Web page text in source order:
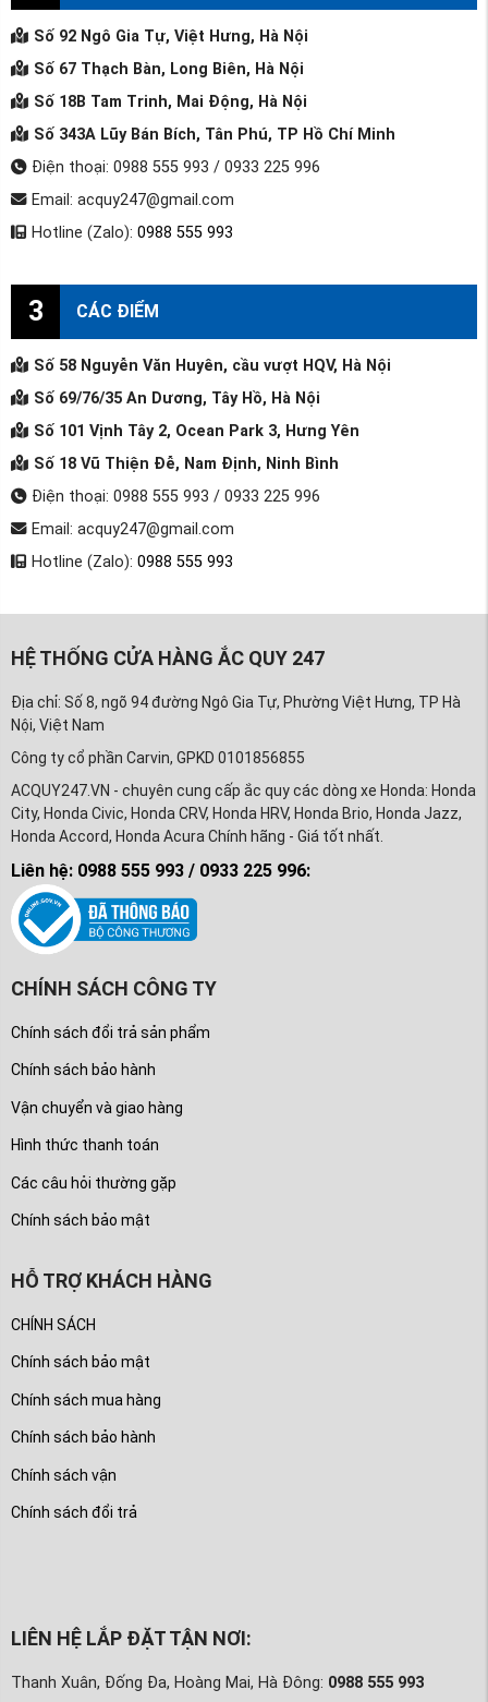
Số 92 Ngô Gia Tự, Việt Hưng, Hà Nội
Số 67 Thạch Bàn, Long Biên, Hà Nội
Số 18B Tam Trinh, Mai Động, Hà Nội
Số 343A Lũy Bán Bích, Tân Phú, TP Hồ Chí Minh
Điện thoại: 0988 555 993 / 0933 225 996
Email: acquy247@gmail.com
Hotline (Zalo): 0988 555 993
3 CÁC ĐIỂM
Số 58 Nguyễn Văn Huyên, cầu vượt HQV, Hà Nội
Số 69/76/35 An Dương, Tây Hồ, Hà Nội
Số 101 Vịnh Tây 2, Ocean Park 3, Hưng Yên
Số 18 Vũ Thiện Đễ, Nam Định, Ninh Bình
Điện thoại: 0988 555 993 / 0933 225 996
Email: acquy247@gmail.com
Hotline (Zalo): 0988 555 993
HỆ THỐNG CỬA HÀNG ẮC QUY 247
Địa chỉ: Số 8, ngõ 94 đường Ngô Gia Tự, Phường Việt Hưng, TP Hà
Nội, Việt Nam
Công ty cổ phần Carvin, GPKD 0101856855
ACQUY247.VN - chuyên cung cấp ắc quy các dòng xe Honda: Honda
City, Honda Civic, Honda CRV, Honda HRV, Honda Brio, Honda Jazz,
Honda Accord, Honda Acura Chính hãng - Giá tốt nhất.
Liên hệ: 0988 555 993 / 0933 225 996:
CHÍNH SÁCH CÔNG TY
Chính sách đổi trả sản phẩm
Chính sách bảo hành
Vận chuyển và giao hàng
Hình thức thanh toán
Các câu hỏi thường gặp
Chính sách bảo mật
HỖ TRỢ KHÁCH HÀNG
CHÍNH SÁCH
Chính sách bảo mật
Chính sách mua hàng
Chính sách bảo hành
Chính sách vận
Chính sách đổi trả
LIÊN HỆ LẮP ĐẶT TẬN NƠI:
Thanh Xuân, Đống Đa, Hoàng Mai, Hà Đông: 0988 555 993